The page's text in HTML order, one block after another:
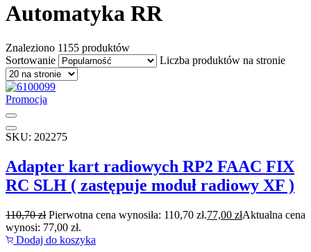
Automatyka RR
Znaleziono 1155 produktów
Sortowanie
Liczba produktów na stronie
Promocja
SKU: 202275
Adapter kart radiowych RP2 FAAC FIX
RC SLH ( zastępuje moduł radiowy XF )
110,70zł Pierwotna cena wynosiła: 110,70 zł.77,00 złAktualna cena
wynosi: 77,00 zł.
Dodaj do koszyka